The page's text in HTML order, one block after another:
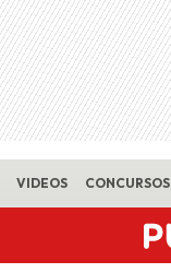
VIDEOS CONCURSOS